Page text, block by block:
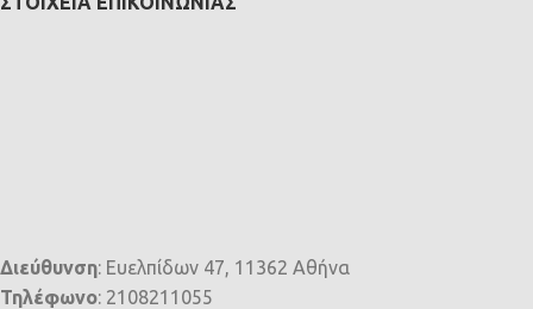
Διεύθυνση: Ευελπίδων 47, 11362 Αθήνα
Τηλέφωνο: 2108211055